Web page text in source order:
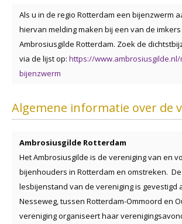
Als u in de regio Rotterdam een bijenzwerm
hiervan melding maken bij een van de
Ambrosiusgilde Rotterdam. Zoek de
via de lijst op: https://
bijenzwerm
Algemene informatie over de
Ambrosiusgilde Rotterdam
Het Ambrosiusgilde is de vereniging van en
bijenhouders in Rotterdam en omstreken.
lesbijenstand van de vereniging is gevestigd
Nesseweg, tussen Rotterdam-Ommoord en
vereniging organiseert haar